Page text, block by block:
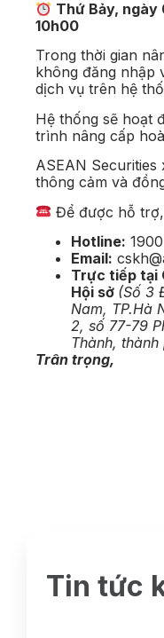
Thứ Bảy,
10h00
Trong thời gian
không đăng nhập
dịch vụ trên hệ
Hệ thống sẽ hoạt
trình nâng cấp
ASEAN
thông cảm và
Để được hỗ
Hotline:
Email:
Trực tiếp tại
Hội sở (Số 3
Nam, TP.Hà
2, số 77-79
Thành, thành
Trân trọng,
Tin tức